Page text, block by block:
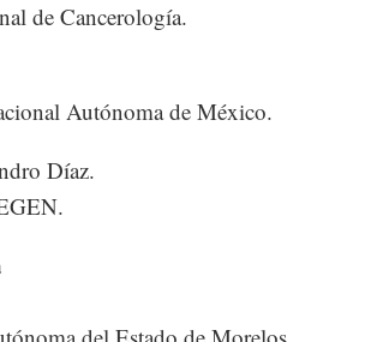
de Cancerología.
Autónoma de México.
Díaz.